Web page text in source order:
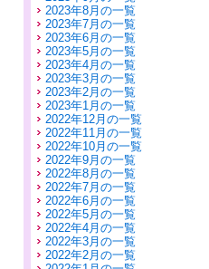
2023年8月の一覧
2023年7月の一覧
2023年6月の一覧
2023年5月の一覧
2023年4月の一覧
2023年3月の一覧
2023年2月の一覧
2023年1月の一覧
2022年12月の一覧
2022年11月の一覧
2022年10月の一覧
2022年9月の一覧
2022年8月の一覧
2022年7月の一覧
2022年6月の一覧
2022年5月の一覧
2022年4月の一覧
2022年3月の一覧
2022年2月の一覧